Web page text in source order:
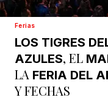
Ferias
LOS TIGRES
AZULES, EL
LA FERIA DEL
Y FECHAS